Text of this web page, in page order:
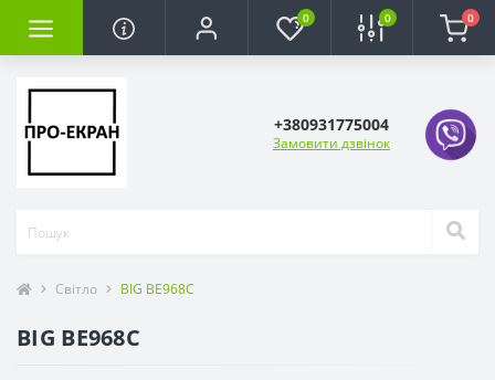
0 0 0
+380931775004
Замовити дзвінок
Світло BIG BE968C
BIG BE968C